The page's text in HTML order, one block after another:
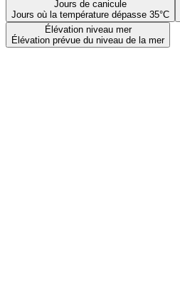
Jours de canicule
Jours où la température dépasse 35°C
Élévation niveau mer
Élévation prévue du niveau de la mer